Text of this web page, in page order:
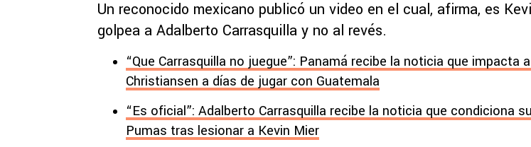
Un reconocido mexicano publicó un video en el cual, afirma, es
golpea a Adalberto Carrasquilla y no al revés.
“Que Carrasquilla no juegue”: Panamá recibe la noticia que impacta
Christiansen a días de jugar con Guatemala
“Es oficial”: Adalberto Carrasquilla recibe la noticia que condiciona
Pumas tras lesionar a Kevin Mier